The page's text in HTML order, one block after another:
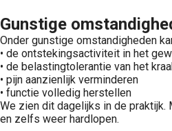
Gunstige
Onder gunstige omstandigheden
• de ontstekingsactiviteit in het
• de belastingtolerantie van het
• pijn aanzienlijk verminderen
• functie volledig herstellen
We zien dit dagelijks in de praktijk.
en zelfs weer hardlopen.